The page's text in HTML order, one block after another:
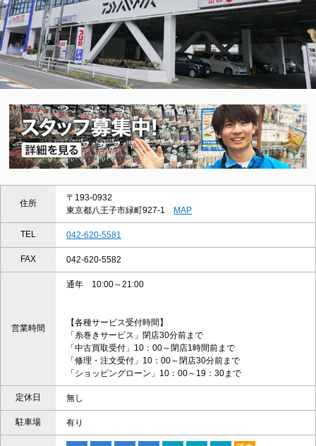
住所
〒193-0932
東京都八王子市緑町927-1 MAP
TEL 042-620-5581
FAX 042-620-5582
営業時間
通年 10:00～21:00
【各種サービス受付時間】
「糸巻きサービス」閉店30分前まで
「中古買取受付」10：00～閉店1時間前まで
「修理・注文受付」10：00～閉店30分前まで
「ショッピングローン」10：00～19：30まで
定休日 無し
駐車場 有り